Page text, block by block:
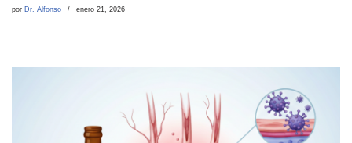
por Dr. Alfonso enero 21, 2026